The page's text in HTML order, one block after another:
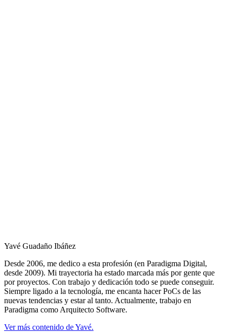
Yavé Guadaño Ibáñez
Desde 2006, me dedico a esta profesión (en Paradigma Digital,
desde 2009). Mi trayectoria ha estado marcada más por gente que
por proyectos. Con trabajo y dedicación todo se puede conseguir.
Siempre ligado a la tecnología, me encanta hacer PoCs de las
nuevas tendencias y estar al tanto. Actualmente, trabajo en
Paradigma como Arquitecto Software.
Ver más contenido de Yavé.